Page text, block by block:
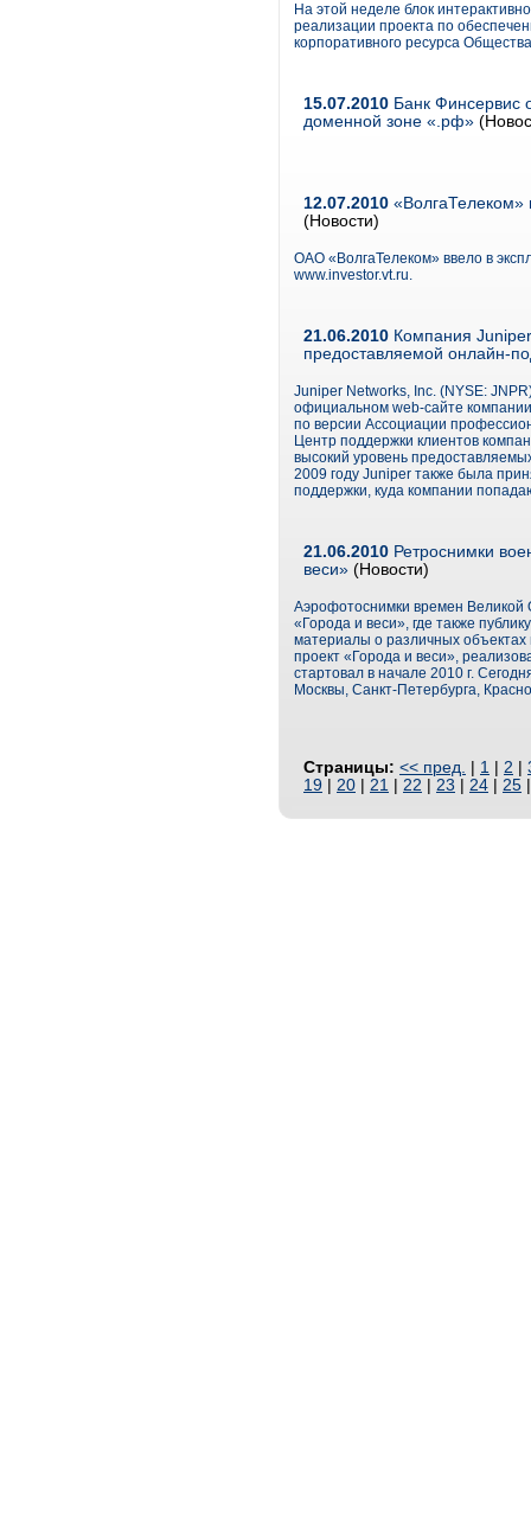
На этой неделе блок
реализации проекта по
корпоративного ресурса
15.07.2010 Банк Финсервис
доменной зоне «.рф»
12.07.2010 «ВолгаТелеком»
(Новости)
ОАО «ВолгаТелеком» ввело в
www.investor.vt.ru.
21.06.2010 Компания
предоставляемой онлайн-
Juniper Networks, Inc. (NYSE:
официальном web-сайте
по версии Ассоциации
Центр поддержки клиентов
высокий уровень
2009 году Juniper также была
поддержки, куда компании
21.06.2010 Ретроснимки
веси» (Новости)
Аэрофотоснимки времен Великой
«Города и веси», где также
материалы о различных
проект «Города и веси»,
стартовал в начале 2010 г.
Москвы, Санкт-Петербурга,
Страницы: << пред. 1 2
19
20 21 22 23 24 25